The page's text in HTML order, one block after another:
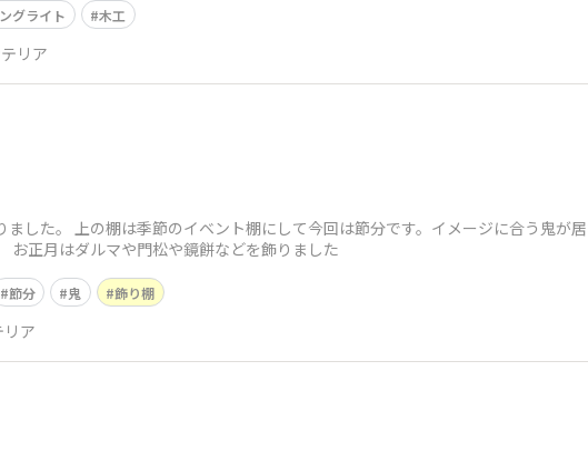
グライト 木工
リア
した。 上の棚は季節のイベント棚にして今回は節分です。イメージに合う鬼が
お正月はダルマや門松や鏡餅などを飾りました
節分 鬼 飾り棚
リア